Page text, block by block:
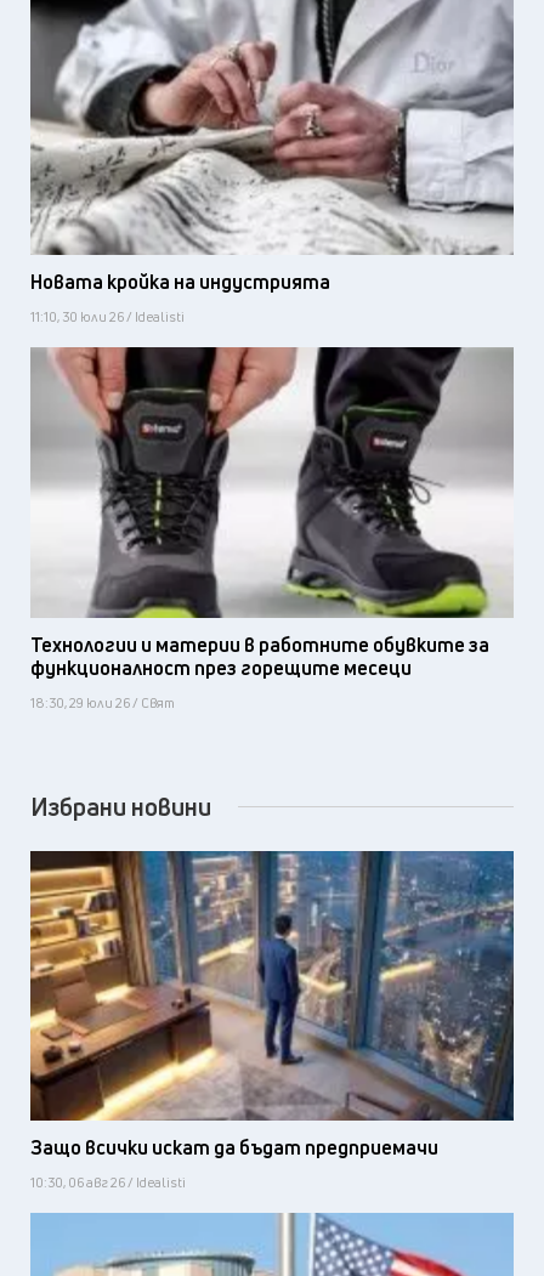
Новата кройка на индустрията
11:10, 30 юли 26 / Idealisti
Технологии и материи в работните обувките за
функционалност през горещите месеци
18:30, 29 юли 26 / Свят
Избрани новини
Защо всички искат да бъдат предприемачи
10:30, 06 авг 26 / Idealisti